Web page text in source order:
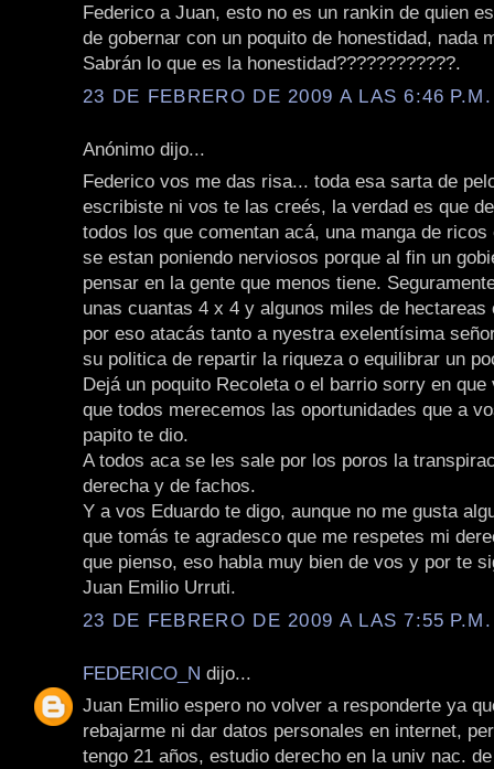
Federico a Juan, esto no es un rankin de quien
de gobernar con un poquito de honestidad, nada
Sabrán lo que es la honestidad????????????.
23 DE FEBRERO DE 2009 A LAS 6:46 P.M.
Anónimo dijo...
Federico vos me das risa... toda esa sarta de
escribiste ni vos te las creés, la verdad es que
todos los que comentan acá, una manga de ricos
se estan poniendo nerviosos porque al fin un
pensar en la gente que menos tiene.
unas cuantas 4 x 4 y algunos miles de hectareas
por eso atacás tanto a nyestra exelentísima
su politica de repartir la riqueza o equilibrar un
Dejá un poquito Recoleta o el barrio sorry en
que todos merecemos las oportunidades que a
papito te dio.
A todos aca se les sale por los poros la
derecha y de fachos.
Y a vos Eduardo te digo, aunque no me gusta
que tomás te agradesco que me respetes mi
que pienso, eso habla muy bien de vos y por te
Juan Emilio Urruti.
23 DE FEBRERO DE 2009 A LAS 7:55 P.M.
FEDERICO_N dijo...
Juan Emilio espero no volver a responderte ya
rebajarme ni dar datos personales en internet,
tengo 21 años, estudio derecho en la univ nac.